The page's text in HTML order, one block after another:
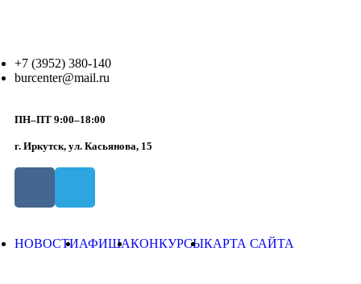
+7 (3952) 380-140
burcenter@mail.ru
ПН–ПТ 9:00–18:00
г. Иркутск, ул. Касьянова, 15
НОВОСТИАФИШАКОНКУРСЫКАРТА САЙТА